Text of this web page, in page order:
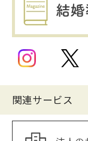
関連サービス